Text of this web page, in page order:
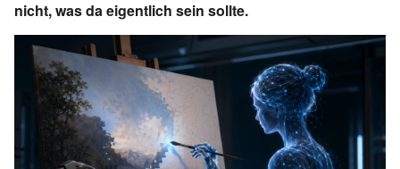
nicht, was da eigentlich sein sollte.